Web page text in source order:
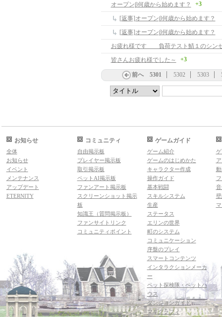
オープンβ何歳から始めます？ +3
[返事]オープンβ何歳から始めます？
[返事]オープンβ何歳から始めます？
お疲れ様です 負荷テスト鯖１のシン
皆さんお疲れ様でした～
+3
前へ 5301 5302 5303
お知らせ
全体
お知らせ
イベント
メンテナンス
アップデート
ETERNITY
コミュニティ
自由掲示板
プレイヤー掲示板
取引掲示板
ペットAI掲示板
ファンアート掲示板
スクリーンショット掲示
板
知識王（質問掲示板）
ファンサイトリンク
コミュニティポイント
ゲームガイド
ゲーム紹介
ゲームのはじめかた
キャラクター作成
操作ガイド
基本戦闘
スキルシステム
生産
ステータス
エリンの世界
町のシステム
コミュニケーション
序盤のプレイ
スマートコンテンツ
インタラクションメーカ
ー
ペット探検隊・ペットハ
ウス
ダンジョンガイド
マギグラフィ